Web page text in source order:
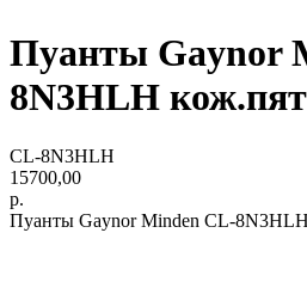
Пуанты Gaynor
8N3HLH
CL-8N3HLH
15700,00
р.
Пуанты Gaynor Minden CL-